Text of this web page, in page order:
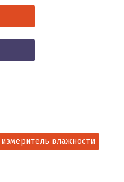
измеритель влажности